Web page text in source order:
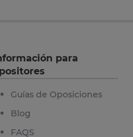
para
Guías de Oposiciones
Blog
FAQS